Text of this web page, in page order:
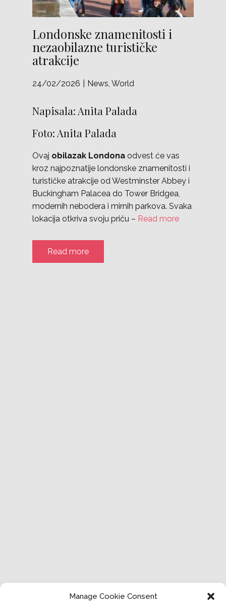
Manage Cookie Consent
Londonske znamenitosti i
nezaobilazne turističke
atrakcije
24/02/2026 News, World
Napisala: Anita Palada
Foto: Anita Palada
Ovaj obilazak Londona odvest će vas
kroz najpoznatije londonske znamenitosti i
turističke atrakcije od Westminster Abbey i
Buckingham Palacea do Tower Bridgea,
modernih nebodera i mirnih parkova. Svaka
lokacija otkriva svoju priču – Read more
Read more